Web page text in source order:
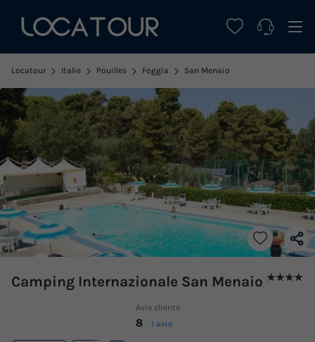
Locatour Italie Pouilles Foggia San Menaio
Camping Internazionale San Menaio ★★★★
Avis clients
8 1 avis